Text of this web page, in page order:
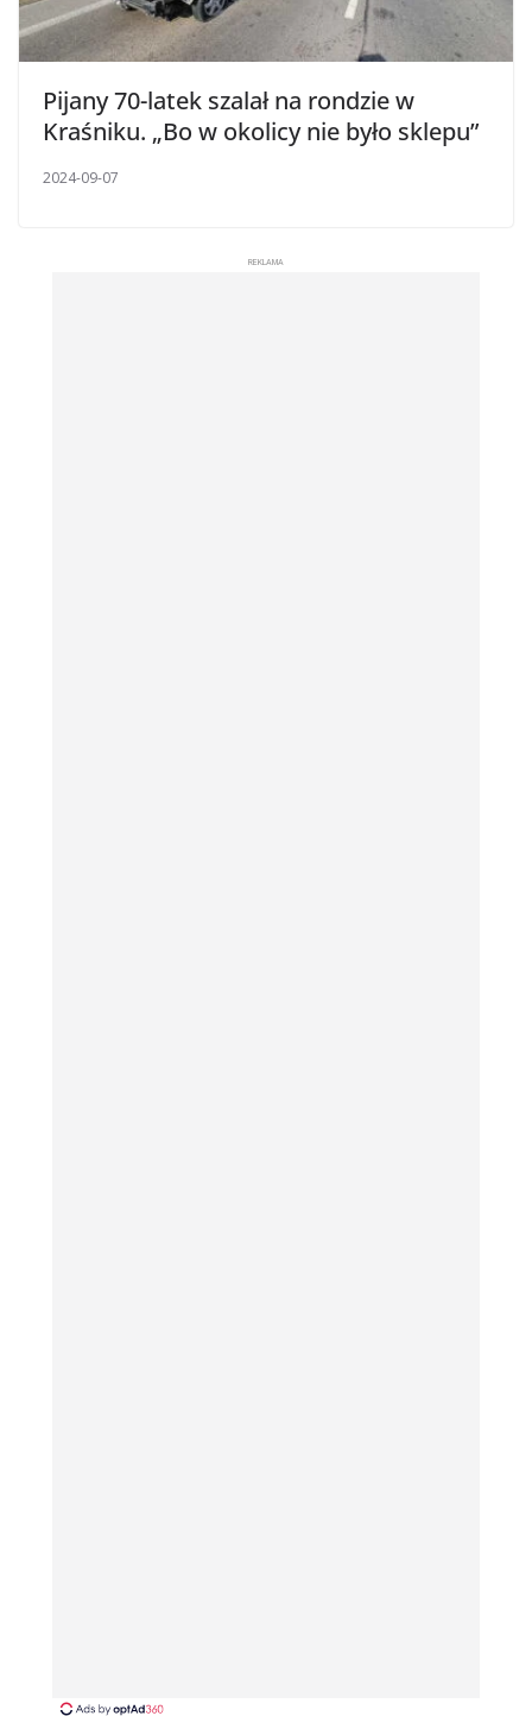
Pijany 70-latek szalał na rondzie w
Kraśniku. „Bo w okolicy nie było sklepu”
2024-09-07
REKLAMA